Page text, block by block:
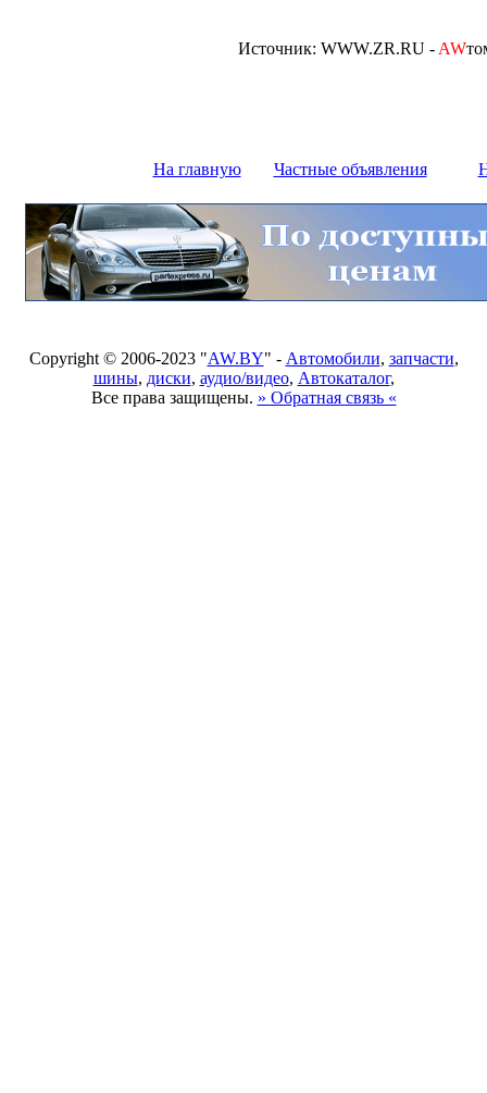
Источник: WWW.ZR.RU - AW
На главную Частные объявления
Copyright © 2006-2023 "AW.BY" - Автомобили, запчасти,
шины, диски, аудио/видео, Автокаталог,
Все права защищены. » Обратная связь «